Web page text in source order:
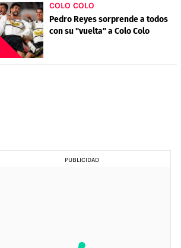
COLO COLO
Pedro Reyes sorprende a todos
con su "vuelta" a Colo Colo